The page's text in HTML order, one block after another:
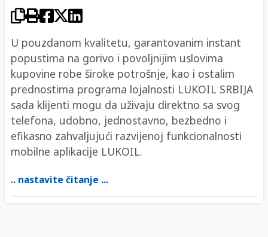
U pouzdanom kvalitetu, garantovanim instant
popustima na gorivo i povoljnijim uslovima
kupovine robe široke potrošnje, kao i ostalim
prednostima programa lojalnosti LUKOIL SRBIJA
sada klijenti mogu da uživaju direktno sa svog
telefona, udobno, jednostavno, bezbedno i
efikasno zahvaljujući razvijenoj funkcionalnosti
mobilne aplikacije LUKOIL.
.. nastavite čitanje ...